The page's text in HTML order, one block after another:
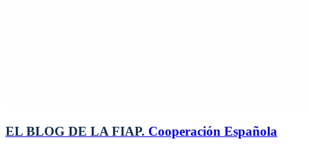
EL BLOG DE LA FIAP. Cooperación Española